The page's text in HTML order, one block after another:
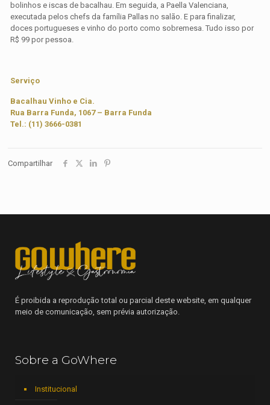
bolinhos e iscas de bacalhau. Em seguida, a Paella Valenciana,
executada pelos chefs da família Pallas no salão. E para finalizar,
doces portugueses e vinho do porto como sobremesa. Tudo isso por
R$ 99 por pessoa.
Serviço
Bacalhau Vinho e Cia.
Rua Barra Funda, 1067 – Barra Funda
Tel.: (11) 3666-0381
Compartilhar
É proibida a reprodução total ou parcial deste website, em qualquer
meio de comunicação, sem prévia autorização.
Sobre a GoWhere
Institucional